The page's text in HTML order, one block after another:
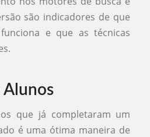
são indicadores de que
e que as técnicas
Alunos
que já completaram um
é uma ótima maneira de